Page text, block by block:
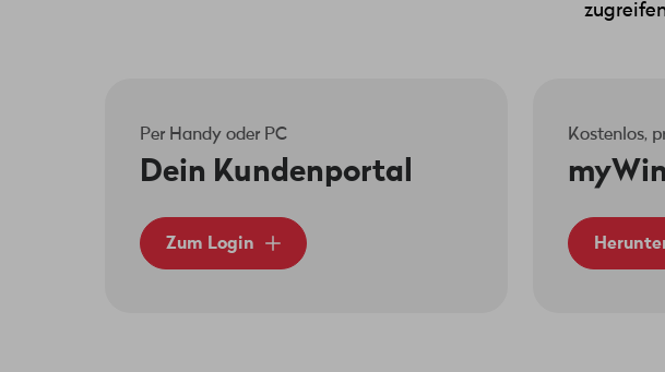
Per Handy oder PC
Dein Kundenportal
Zum Login
Kostenlos,